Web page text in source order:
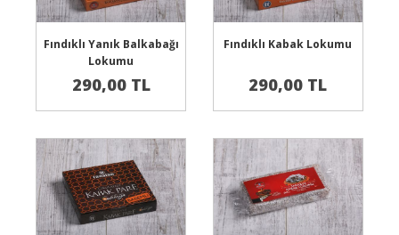
Sepete Ekle
Fındıklı Yanık Balkabağı
Lokumu
290,00 TL
Sepete Ekle
Fındıklı Kabak Lokumu
290,00 TL